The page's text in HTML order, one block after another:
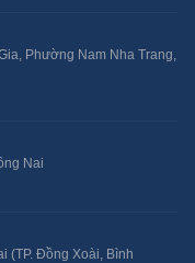
Phường Nam Nha Trang,
Nai
(TP. Đồng Xoài, Bình